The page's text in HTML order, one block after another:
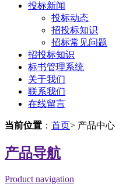
投标新闻
投标动态
招投标知识
招标常见问题
招投标知识
标书管理系统
关于我们
联系我们
在线留言
当前位置 ： 首页> 产品中心
产品导航
Product navigation